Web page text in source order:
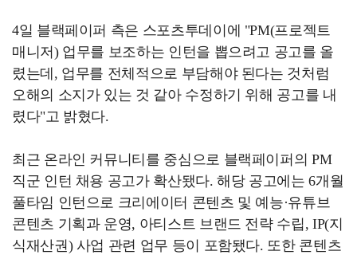
4일 블랙페이퍼 측은 스포츠투데이에 "PM(프로젝트
매니저) 업무를 보조하는 인턴을 뽑으려고 공고를 올
렸는데, 업무를 전체적으로 부담해야 된다는 것처럼
오해의 소지가 있는 것 같아 수정하기 위해 공고를 내
렸다"고 밝혔다.
최근 온라인 커뮤니티를 중심으로 블랙페이퍼의 PM
직군 인턴 채용 공고가 확산됐다. 해당 공고에는 6개월
풀타임 인턴으로 크리에이터 콘텐츠 및 예능·유튜브
콘텐츠 기획과 운영, 아티스트 브랜드 전략 수립, IP(지
식재산권) 사업 관련 업무 등이 포함됐다. 또한 콘텐츠